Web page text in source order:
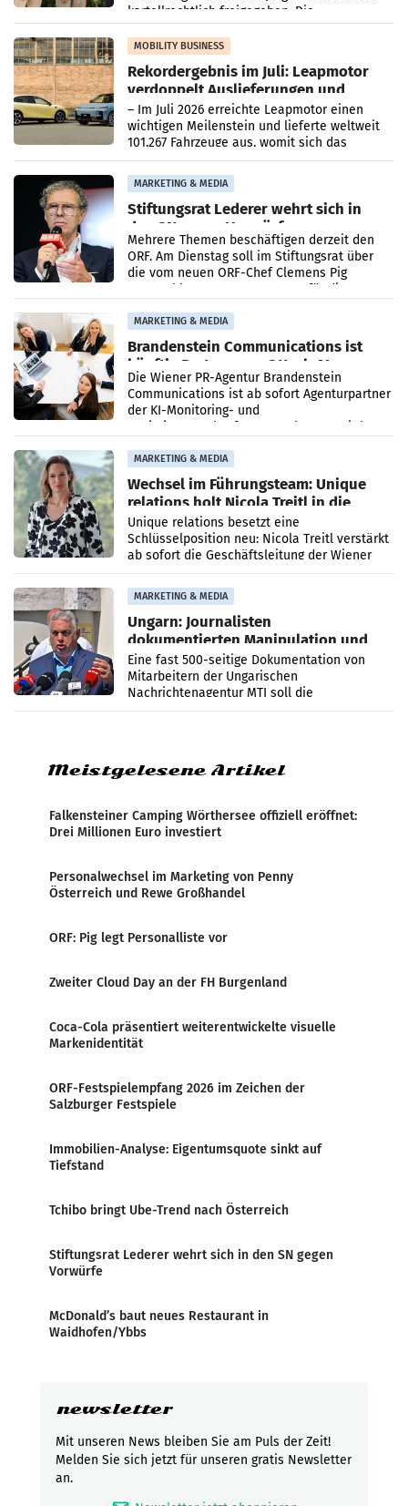
kartellrechtlich freigegeben: Die
Bundeswettbewerbsbehörde und der
Bundeskartellanwalt
MOBILITY BUSINESS
Rekordergebnis im Juli: Leapmotor
verdoppelt Auslieferungen und
überschreitet die 100.000er-Marke
– Im Juli 2026 erreichte Leapmotor einen
wichtigen Meilenstein und lieferte weltweit
101.267 Fahrzeuge aus, womit sich das
Ergebnis gegenüber Juli 2025 mehr als
verdoppelte (+102
MARKETING & MEDIA
Stiftungsrat Lederer wehrt sich in
den SN gegen Vorwürfe
Mehrere Themen beschäftigen derzeit den
ORF. Am Dienstag soll im Stiftungsrat über
die vom neuen ORF-Chef Clemens Pig
vorgeschlagenen Besetzungen für die
MARKETING & MEDIA
Brandenstein Communications ist
künftig Partner von OtterlyAI
Die Wiener PR-Agentur Brandenstein
Communications ist ab sofort Agenturpartner
der KI-Monitoring- und
Optimierungsplattform OtterlyAI. Damit baut
MARKETING & MEDIA
Wechsel im Führungsteam: Unique
relations holt Nicola Treitl in die
Geschäftsleitung
Unique relations besetzt eine
Schlüsselposition neu: Nicola Treitl verstärkt
ab sofort die Geschäftsleitung der Wiener
PR-Agentur an der Seite von Josef Kalina und
Anna Kalina-Mahr.
MARKETING & MEDIA
Ungarn: Journalisten
dokumentierten Manipulation und
Zensur
Eine fast 500-seitige Dokumentation von
Mitarbeitern der Ungarischen
Nachrichtenagentur MTI soll die
systematische Nachrichten-Manipulation und
Meistgelesene Artikel
Falkensteiner Camping Wörthersee offiziell eröffnet:
Drei Millionen Euro investiert
Personalwechsel im Marketing von Penny
Österreich und Rewe Großhandel
ORF: Pig legt Personalliste vor
Zweiter Cloud Day an der FH Burgenland
Coca-Cola präsentiert weiterentwickelte visuelle
Markenidentität
ORF-Festspielempfang 2026 im Zeichen der
Salzburger Festspiele
Immobilien-Analyse: Eigentumsquote sinkt auf
Tiefstand
Tchibo bringt Ube-Trend nach Österreich
Stiftungsrat Lederer wehrt sich in den SN gegen
Vorwürfe
McDonald’s baut neues Restaurant in
Waidhofen/Ybbs
newsletter
Mit unseren News bleiben Sie am Puls der Zeit!
Melden Sie sich jetzt für unseren gratis Newsletter
an.